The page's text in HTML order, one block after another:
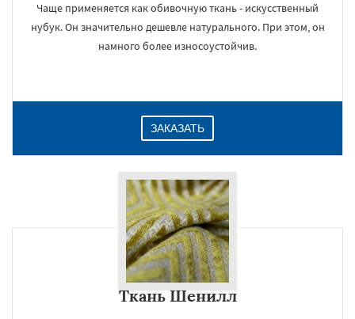
Чаще применяется как обивочную ткань - искусственный
нубук. Он значительно дешевле натурального. При этом, он
намного более износоустойчив.
ЗАКАЗАТЬ
Ткань Шенилл